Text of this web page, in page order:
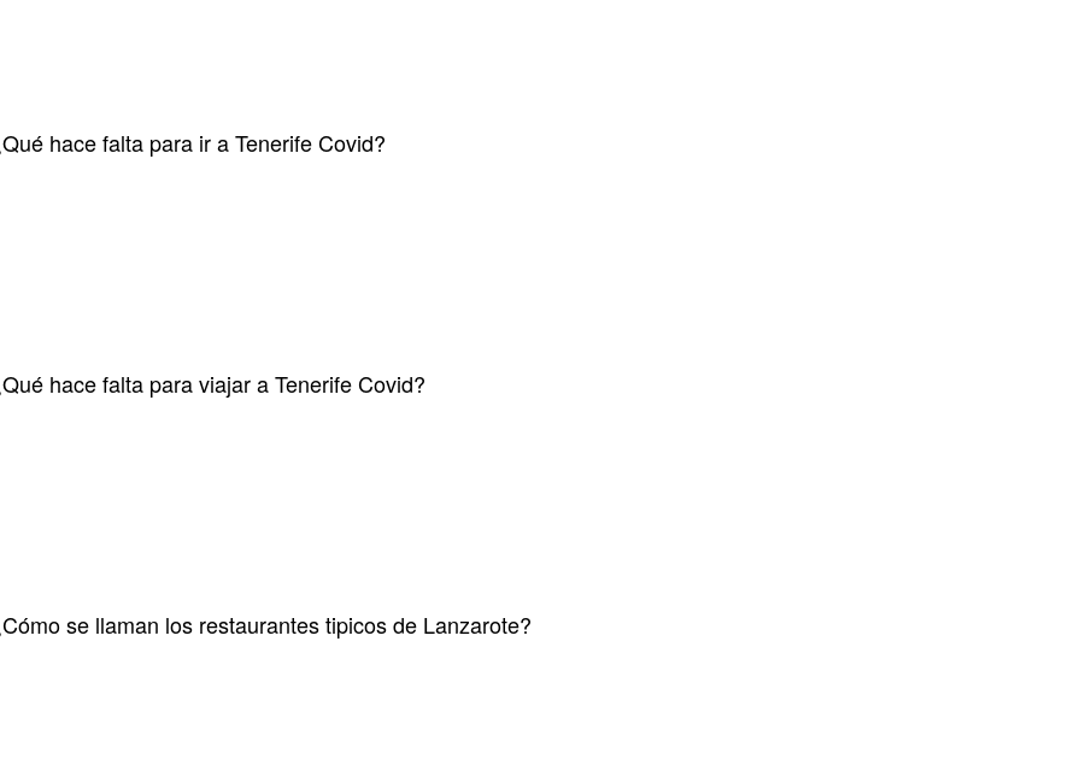
hace falta para ir a Tenerife Covid?
hace falta para viajar a Tenerife Covid?
se llaman los restaurantes tipicos de Lanzarote?